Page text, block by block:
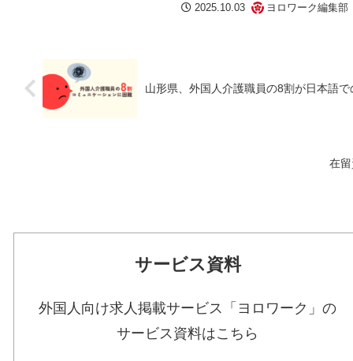
2025.10.03 ヨロワーク編集部
山形県、外国人介護職員の8割が日本語
在
サービス資料
外国人向け求人掲載サービス「ヨロワーク」の
サービス資料はこちら